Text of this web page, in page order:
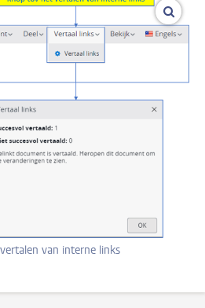
van interne links